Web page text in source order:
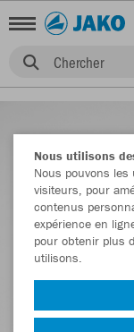
Chercher
Nous utilisons
Nous pouvons
visiteurs, pour
contenus
expérience en
pour obtenir plus
utilisons.